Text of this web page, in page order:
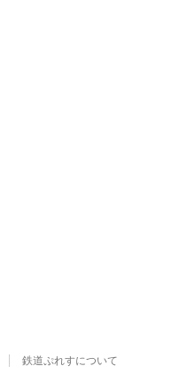
鉄道ぷれすについて